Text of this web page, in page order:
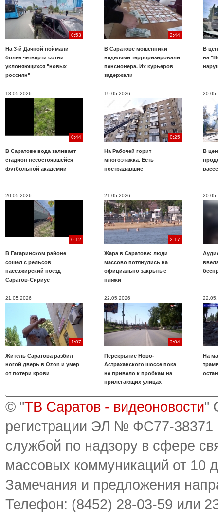
0:53
На 3-й Дачной поймали
более четверти сотни
уклоняющихся "новых
россиян"
2:44
В Саратове мошенники
неделями терроризировали
пенсионера. Их курьеров
задержали
В
на
18.05.2026
0:44
В Саратове вода заливает
стадион несостоявшейся
футбольной академии
19.05.2026
0:25
На Рабочей горит
многоэтажка. Есть
пострадавшие
В
20.05.2026
0:12
В Гагаринском районе
сошел с рельсов
пассажирский поезд
Саратов-Сириус
21.05.2026
2:17
Жара в Саратове: люди
массово потянулись на
официально закрытые
пляжи
21.05.2026
1:07
Житель Саратова разбил
ногой дверь в Ozon и умер
от потери крови
22.05.2026
2:04
Перекрытие Ново-
Астраханского шоссе пока
не привело к пробкам на
прилегающих улицах
На
© "ТВ Саратов - видеоновости"
регистрации ЭЛ № ФС77-38371
службой по надзору в сфере
массовых коммуникаций от 10
Замечания и предложения
Телефон: (8452) 28-03-59 или